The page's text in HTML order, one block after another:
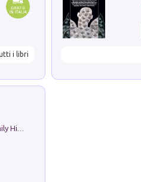
i libri